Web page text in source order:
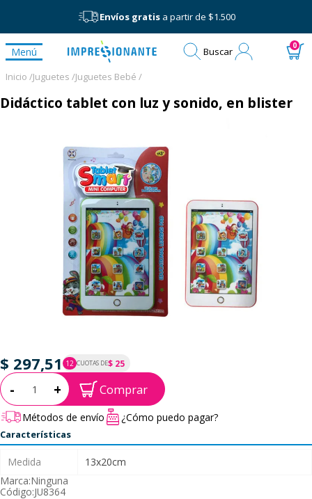
Envíos gratisa partir de $1.500
Menú Buscar 0
Inicio /Juguetes /Juguetes Bebé /
Didáctico tablet con luz y sonido, en blister
$ 297,51 12 CUOTAS DE$ 25
P.T.F. $ 298
Cantidad:
- + Comprar
Métodos de envío ¿Cómo puedo pagar?
Características
Medida
13x20cm
Marca:Ninguna
Código:JU8364